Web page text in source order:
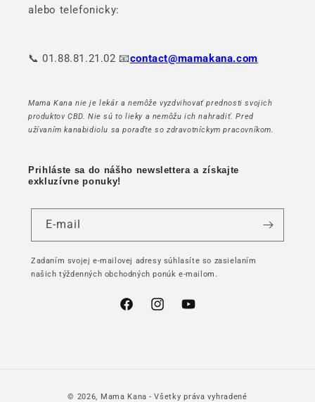
alebo telefonicky:
📞 01.88.81.21.02 📧contact@mamakana.com
Mama Kana nie je lekár a nemôže vyzdvihovať prednosti svojich
produktov CBD. Nie sú to lieky a nemôžu ich nahradiť. Pred
užívaním kanabidiolu sa poraďte so zdravotníckym pracovníkom.
Prihláste sa do nášho newslettera a získajte
exkluzívne ponuky!
E-mail
Zadaním svojej e-mailovej adresy súhlasíte so zasielaním
našich týždenných obchodných ponúk e-mailom.
FacebookInstagramYouTube
© 2026, Mama Kana - Všetky práva vyhradené